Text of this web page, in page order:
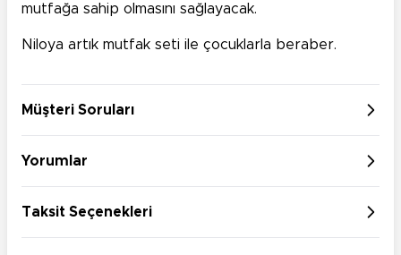
mutfağa sahip olmasını sağlayacak.
Niloya artık mutfak seti ile çocuklarla beraber.
Müşteri Soruları
Yorumlar
Taksit Seçenekleri